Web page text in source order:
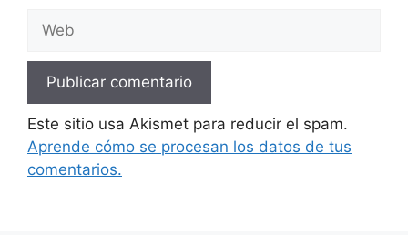
Este sitio usa Akismet para reducir el spam.
Aprende cómo se procesan los datos de tus
comentarios.